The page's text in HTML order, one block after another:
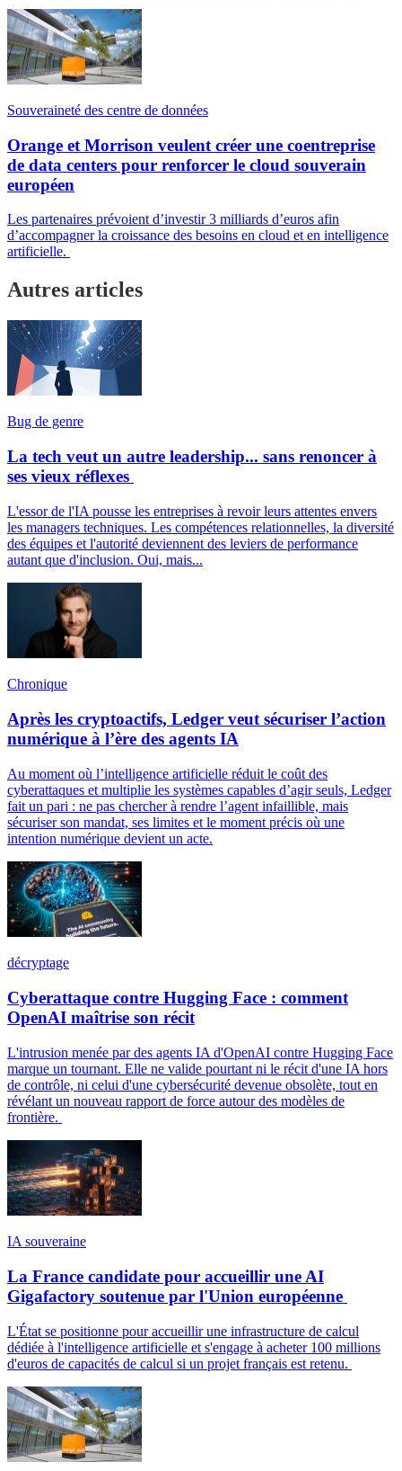
Souveraineté des centre de données
Orange et Morrison veulent créer une coentreprise
de data centers pour renforcer le cloud souverain
européen
Les partenaires prévoient d’investir 3 milliards d’euros afin
d’accompagner la croissance des besoins en cloud et en intelligence
artificielle.
Autres articles
Bug de genre
La tech veut un autre leadership... sans renoncer à
ses vieux réflexes
L'essor de l'IA pousse les entreprises à revoir leurs attentes envers
les managers techniques. Les compétences relationnelles, la diversité
des équipes et l'autorité deviennent des leviers de performance
autant que d'inclusion. Oui, mais...
Chronique
Après les cryptoactifs, Ledger veut sécuriser l’action
numérique à l’ère des agents IA
Au moment où l’intelligence artificielle réduit le coût des
cyberattaques et multiplie les systèmes capables d’agir seuls, Ledger
fait un pari : ne pas chercher à rendre l’agent infaillible, mais
sécuriser son mandat, ses limites et le moment précis où une
intention numérique devient un acte.
décryptage
Cyberattaque contre Hugging Face : comment
OpenAI maîtrise son récit
L'intrusion menée par des agents IA d'OpenAI contre Hugging Face
marque un tournant. Elle ne valide pourtant ni le récit d'une IA hors
de contrôle, ni celui d'une cybersécurité devenue obsolète, tout en
révélant un nouveau rapport de force autour des modèles de
frontière.
IA souveraine
La France candidate pour accueillir une AI
Gigafactory soutenue par l'Union européenne
L'État se positionne pour accueillir une infrastructure de calcul
dédiée à l'intelligence artificielle et s'engage à acheter 100 millions
d'euros de capacités de calcul si un projet français est retenu.